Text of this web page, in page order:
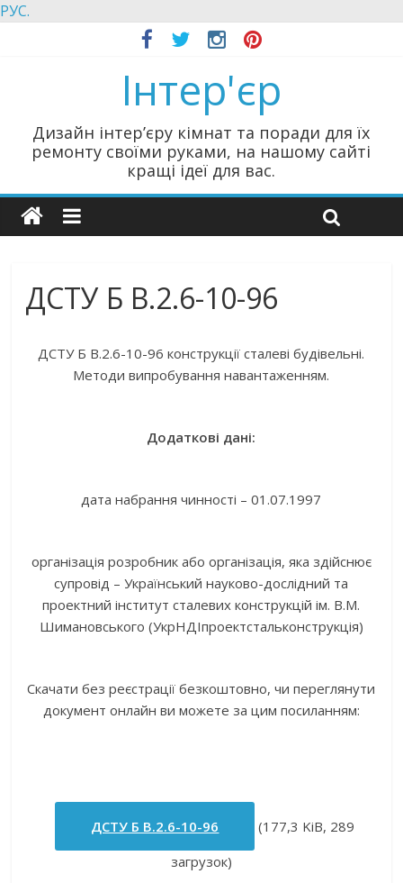
РУС.
Інтер'єр
Дизайн інтер’єру кімнат та поради для їх
ремонту своїми руками, на нашому сайті
кращі ідеї для вас.
ДСТУ Б В.2.6-10-96
ДСТУ Б В.2.6-10-96 конструкції сталеві будівельні.
Методи випробування навантаженням.
Додаткові дані:
дата набрання чинності – 01.07.1997
організація розробник або організація, яка здійснює
супровід – Український науково-дослідний та
проектний інститут сталевих конструкцій ім. В.М.
Шимановського (УкрНДІпроектстальконструкція)
Скачати без реєстрації безкоштовно, чи переглянути
документ онлайн ви можете за цим посиланням:
ДСТУ Б В.2.6-10-96
(177,3 KiB, 289
загрузок)